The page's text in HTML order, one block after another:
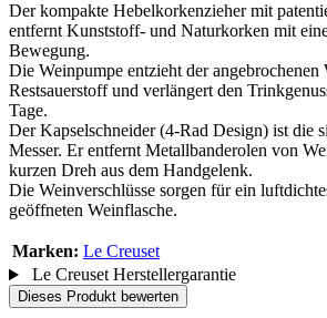
Der kompakte Hebelkorkenzieher mit
entfernt Kunststoff- und Naturkorken mit
Bewegung.
Die Weinpumpe entzieht der angebrochenen
Restsauerstoff und verlängert den
Tage.
Der Kapselschneider (4-Rad Design) ist die
Messer. Er entfernt Metallbanderolen von
kurzen Dreh aus dem Handgelenk.
Die Weinverschlüsse sorgen für ein
geöffneten Weinflasche.
Marken: Le Creuset
Le Creuset Herstellergarantie
Dieses Produkt bewerten